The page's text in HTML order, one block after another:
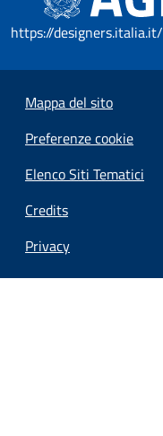
https://designers.italia.it/
Mappa del sito
Preferenze cookie
Elenco Siti Tematici
Credits
Privacy